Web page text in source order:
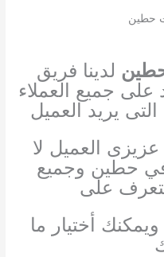
حطين
لدينا فريق
جميع العملاء
يريد العميل
العميل لا
في حطين وجميع
على
أختيار ما